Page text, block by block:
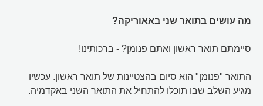
מה עושים בתואר שני באאוריקה?
סיימתם תואר ראשון ואתם פנומן? - ברכותינו!
התואר "פנומן" הוא סיום בהצטיינות של תואר ראשון. עכשיו
מגיע השלב שבו תוכלו להתחיל את התואר השני באקדמיה.